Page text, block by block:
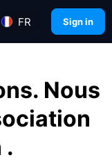
FR Sign in
Nous
.